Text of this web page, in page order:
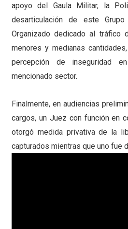
apoyo del Gaula Militar, la
desarticulación de este Grupo
Organizado dedicado al tráfico
menores y medianas
percepción de inseguridad
mencionado sector.
Finalmente, en audiencias
cargos, un Juez con función en
otorgó medida privativa de la
capturados mientras que uno fue